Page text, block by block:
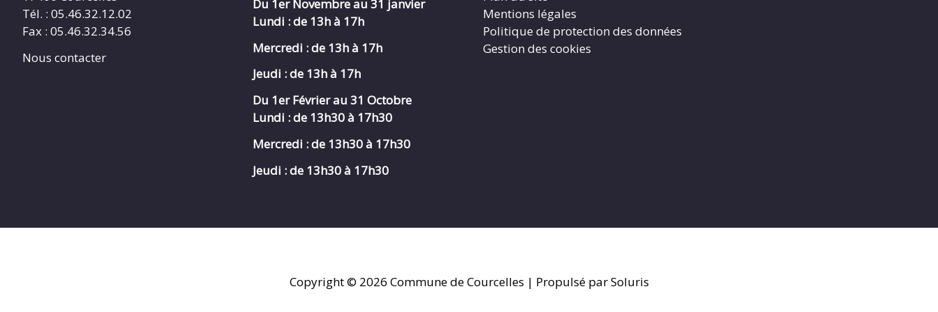
Tél. : 05.46.32.12.02
Fax : 05.46.32.34.56
Nous contacter
Du 1er Novembre au 31 janvier
Lundi : de 13h à 17h
Mercredi :de 13h à 17h
Jeudi : de 13h à 17h
Du 1er Février au 31 Octobre
Lundi : de 13h30 à 17h30
Mercredi :de 13h30 à 17h30
Jeudi : de 13h30 à 17h30
Mentions légales
Politique de protection des données
Gestion des cookies
Copyright © 2026 Commune de Courcelles | Propulsé par Soluris